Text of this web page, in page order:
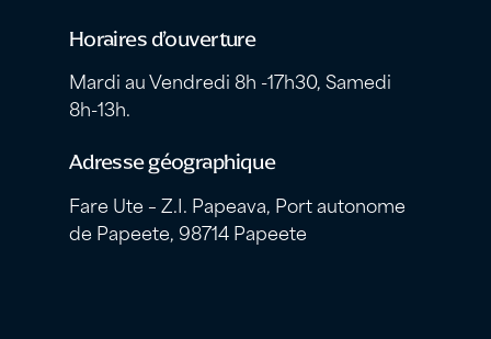
Horaires d’ouverture
Mardi au Vendredi 8h -17h30, Samedi
8h-13h.
Adresse géographique
Fare Ute – Z.I. Papeava, Port autonome
de Papeete, 98714 Papeete